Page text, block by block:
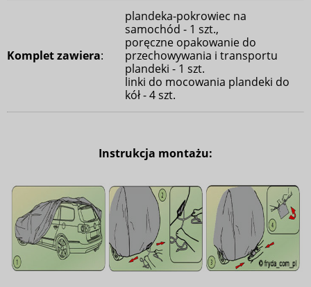
Komplet zawiera:
plandeka-pokrowiec na
samochód - 1 szt.,
poręczne opakowanie do
przechowywania i transportu
plandeki - 1 szt.
linki do mocowania plandeki do
kół - 4 szt.
Instrukcja montażu: